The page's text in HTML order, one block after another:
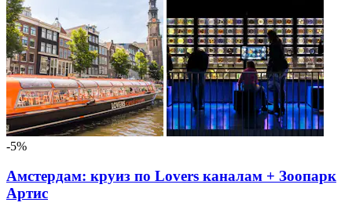
-5%
Амстердам: круиз по Lovers каналам + Зоопарк
Артис